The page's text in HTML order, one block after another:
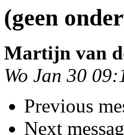
(geen
Martijn van
Wo Jan 30
Previous
Next